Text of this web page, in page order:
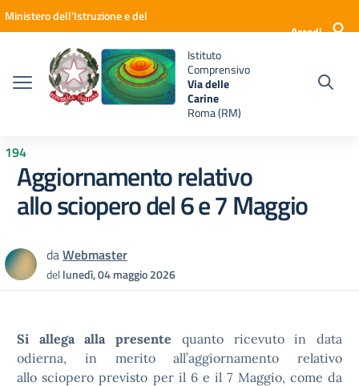
Vai ai contenuti
Vai al menu di navigazione
Vai al footer
Ministero dell'Istruzione e del
Accedi
Istituto
Comprensivo
Via delle
Carine
Roma (RM)
194
Aggiornamento relativo
allo sciopero del 6 e 7 Maggio
daWebmaster
dellunedì, 04 maggio 2026
Si allega alla presente quanto ricevuto in data
odierna, in merito all’aggiornamento relativo
allo sciopero previsto per il 6 e il 7 Maggio, come da